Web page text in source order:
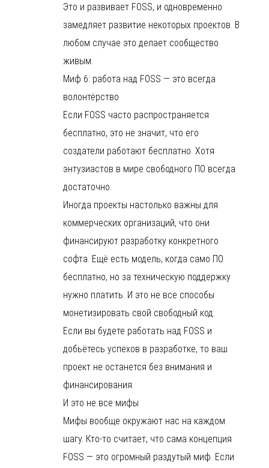
Это и развивает FOSS, и одновременно
замедляет развитие некоторых проектов. В
любом случае это делает сообщество
живым.
Миф 6: работа над FOSS — это всегда
волонтёрство
Если FOSS часто распространяется
бесплатно, это не значит, что его
создатели работают бесплатно. Хотя
энтузиастов в мире свободного ПО всегда
достаточно.
Иногда проекты настолько важны для
коммерческих организаций, что они
финансируют разработку конкретного
софта. Ещё есть модель, когда само ПО
бесплатно, но за техническую поддержку
нужно платить. И это не все способы
монетизировать свой свободный код.
Если вы будете работать над FOSS и
добьётесь успехов в разработке, то ваш
проект не останется без внимания и
финансирования.
И это не все мифы
Мифы вообще окружают нас на каждом
шагу. Кто-то считает, что сама концепция
FOSS — это огромный раздутый миф. Если